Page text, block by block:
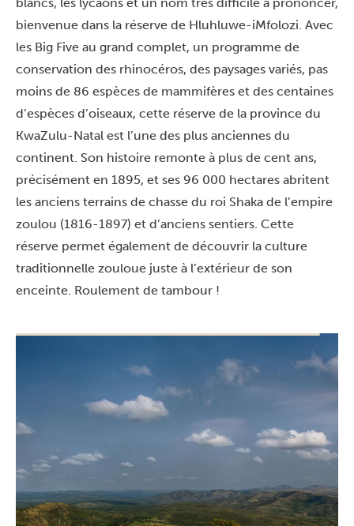
bienvenue dans la réserve de Hluhluwe-iMfolozi. Avec
les Big Five au grand complet, un programme de
conservation des rhinocéros, des paysages variés, pas
moins de 86 espèces de mammifères et des centaines
d’espèces d’oiseaux, cette réserve de la province du
KwaZulu-Natal est l’une des plus anciennes du
continent. Son histoire remonte à plus de cent ans,
précisément en 1895, et ses 96 000 hectares abritent
les anciens terrains de chasse du roi Shaka de l’empire
zoulou (1816-1897) et d’anciens sentiers. Cette
réserve permet également de découvrir la culture
traditionnelle zouloue juste à l’extérieur de son
enceinte. Roulement de tambour !